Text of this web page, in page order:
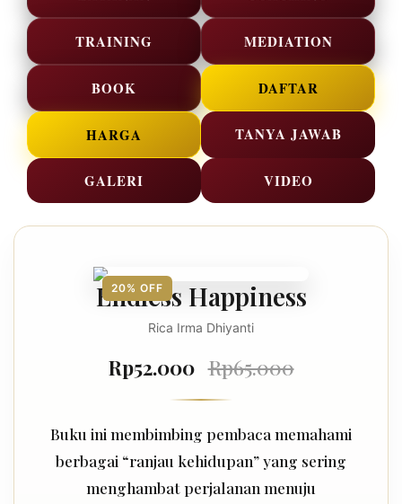
TRAINING MEDIATION
BOOK DAFTAR
HARGA TANYA JAWAB
GALERI VIDEO
20% OFF
Endless Happiness
Rica Irma Dhiyanti
Rp52.000 Rp65.000
Buku ini membimbing pembaca memahami
berbagai “ranjau kehidupan” yang sering
menghambat perjalanan menuju